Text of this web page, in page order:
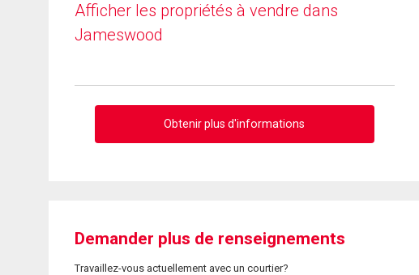
Afficher les propriétés à vendre dans
Jameswood
Obtenir plus d'informations
Demander plus de renseignements
Travaillez-vous actuellement avec un courtier?